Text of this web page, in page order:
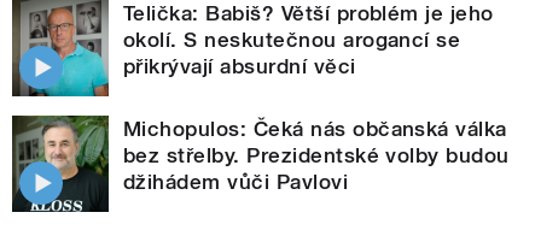
Telička: Babiš? Větší problém je jeho
okolí. S neskutečnou arogancí se
přikrývají absurdní věci
Michopulos: Čeká nás občanská válka
bez střelby. Prezidentské volby budou
džihádem vůči Pavlovi